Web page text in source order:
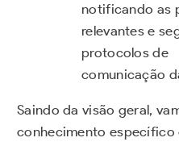
notificando as
relevantes e
protocolos de
comunicação
Saindo da visão geral,
conhecimento específico